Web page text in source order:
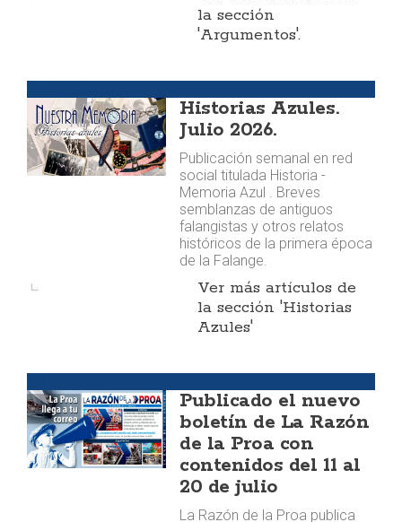
la sección
'Argumentos'.
Historias Azules.
Julio 2026.
Publicación semanal en red
social titulada Historia -
Memoria Azul . Breves
semblanzas de antiguos
falangistas y otros relatos
históricos de la primera época
de la Falange.
Ver más artículos de
la sección 'Historias
Azules'
Publicado el nuevo
boletín de La Razón
de la Proa con
contenidos del 11 al
20 de julio
La Razón de la Proa publica